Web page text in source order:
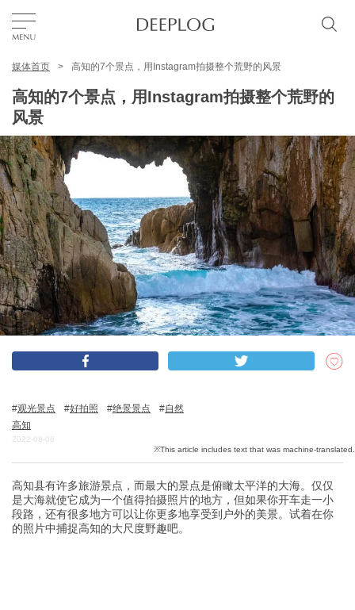
TOP
区域
特色主题
简体中文
USD
关於DEEPLOG
隐私政策
联系我们
网站营运公司
招募旅游作家
媒体首页 高知的7个景点，用Instagram拍摄整个荒野的风景
高知的7个景点，用Instagram拍摄整个荒野的
风景
观光景点 好拍照 绝景景点
自然
高知
2022-08-08
高知县有许多旅游景点，而最大的景点是俯瞰太平洋的大海。仅仅
是大海就使它成为一个值得拍摄照片的地方，但如果你开车走一小
段路，还有很多地方可以让你更多地享受到户外的美景。试着在你
的照片中捕捉高知的大尺度野趣吧。